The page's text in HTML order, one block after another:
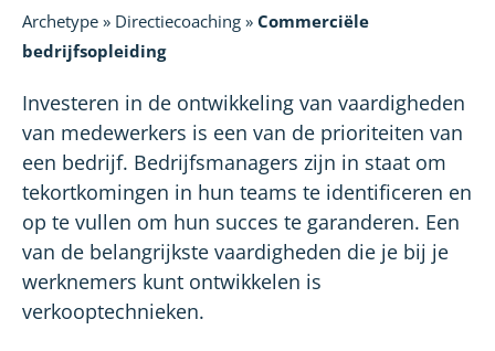
Archetype » Directiecoaching » Commerciële
bedrijfsopleiding
Investeren in de ontwikkeling van vaardigheden
van medewerkers is een van de prioriteiten van
een bedrijf. Bedrijfsmanagers zijn in staat om
tekortkomingen in hun teams te identificeren en
op te vullen om hun succes te garanderen. Een
van de belangrijkste vaardigheden die je bij je
werknemers kunt ontwikkelen is
verkooptechnieken.